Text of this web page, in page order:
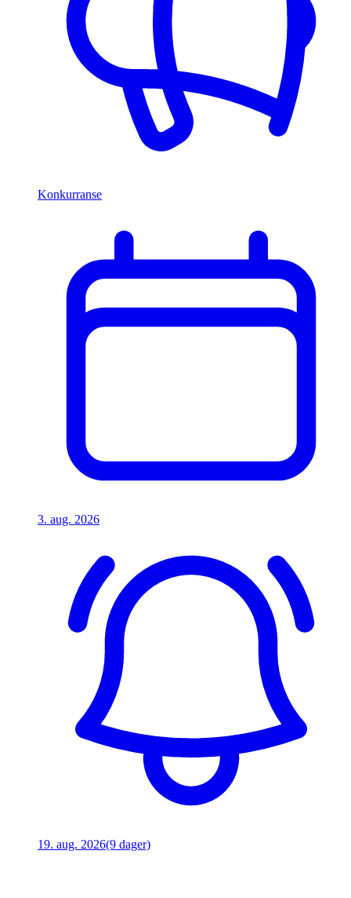
Konkurranse
3. aug. 2026
19. aug. 2026(9 dager)